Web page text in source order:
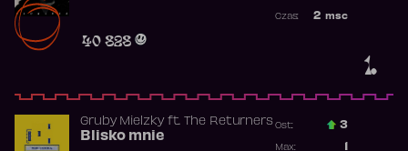
1.
40 828
2 msc
Czas:
Gruby Mielzkyft. The Returners
Blisko mnie
Ost.:
3
Max: